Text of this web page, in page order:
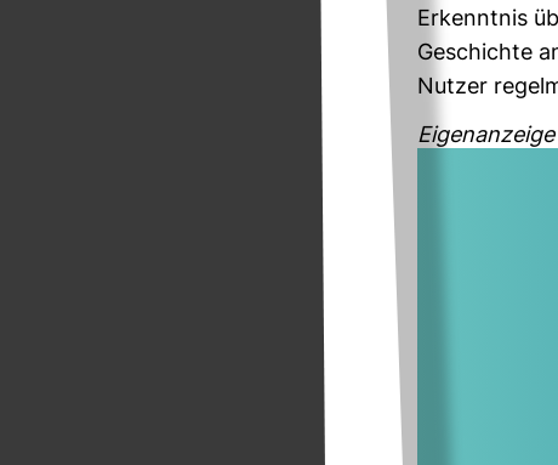
Erkenntnis
Geschichte
Nutzer
Eigenanzeige